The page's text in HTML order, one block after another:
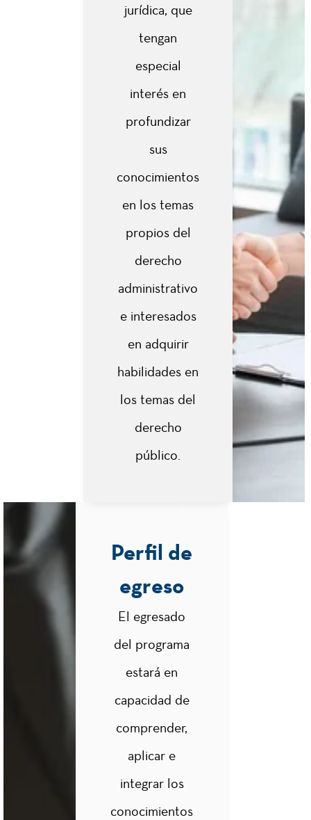
Asignaturas
Principios y
Retos del
Administrativo
Constitucional
de Derecho
Modernización
de la
Pública
Estructura,
Competencias
las Entidades
Territoriales
Responsabilida
Agentes
Estatales
Actuación
Administrativa
Procedimientos
Régimen
Jurídico de
jurídica, que
tengan
especial
interés en
profundizar
sus
conocimientos
en los temas
propios del
derecho
administrativo
e interesados
en adquirir
habilidades en
los temas del
derecho
público.
Perfil de
egreso
El egresado
del programa
estará en
capacidad de
comprender,
aplicar e
integrar los
conocimientos